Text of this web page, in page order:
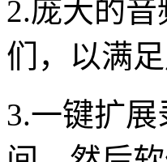
2.庞大的
们，以满
3.一键扩